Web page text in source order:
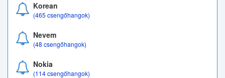
Korean
(465 csengőhangok)
Nevem
(48 csengőhangok)
Nokia
(114 csengőhangok)